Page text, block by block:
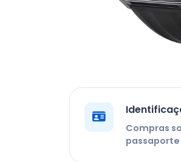
Compras
passaporte